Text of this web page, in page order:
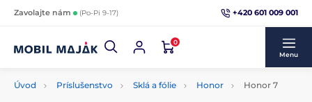
Zavolajte nám (Po-Pi 9-17) +420 601 009 001
0
Menu
Úvod Príslušenstvo Sklá a fólie Honor Honor 7